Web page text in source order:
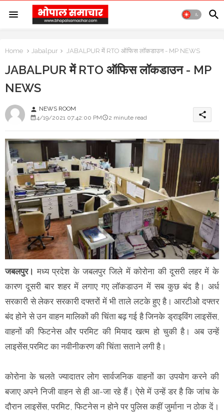
Home Jabalpur JABALPUR में RTO ऑफिस लॉकडाउन - MP NEWS
JABALPUR में RTO ऑफिस लॉकडाउन - MP
NEWS
person NEWS ROOM
4/19/2021 07:42:00 PM
2 minute read share
जबलपुर। मध्य प्रदेश के जबलपुर जिले में कोरोना की दूसरी लहर में के
कारण दूसरी बार शहर में लगाए गए लॉकडाउन में सब कुछ बंद है। अर्ध
सरकारी से लेकर सरकारी दफ्तरों में भी ताले लटके हुए है। आरटीओ दफ्तर
बंद होने से उन वाहन मालिकों की चिंता बढ़ गई है जिनके ड्राइविंग लाइसेंस,
वाहनों की फिटनेस और परमिट की मियाद खत्म हो चुकी है। अब उन्हें
लाइसेंस,परमिट का नवीनीकरण की चिंता सताने लगी है।
कोरोना के चलते ज्यादातर लोग सार्वजनिक वाहनों का उपयोग करने की
बजाए अपने निजी वाहन से ही आ-जा रहे हैं। ऐसे में उन्हें डर है कि जांच के
दौरान लाइसेंस, परमिट, फिटनेस न होने पर पुलिस कहीं जुर्माना न ठोक दें।